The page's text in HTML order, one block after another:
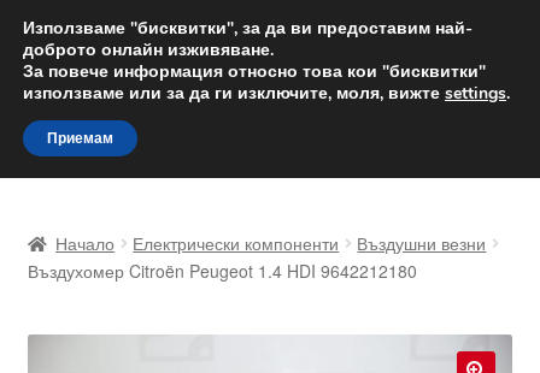
ДОСТАВКА от 12 лв.
Доставка по целия свят
Skip
to
navigation
Skip
to
content
Доставка по целия свят
Начало Електрически компоненти
Въздушни везни
Въздухомер Citroën Peugeot 1.4 HDI 9642212180
Използваме "бисквитки", за да ви предоставим най-
доброто онлайн изживяване.
За повече информация относно това кои "бисквитки"
използваме или за да ги изключите, моля, вижте settings.
Приемам